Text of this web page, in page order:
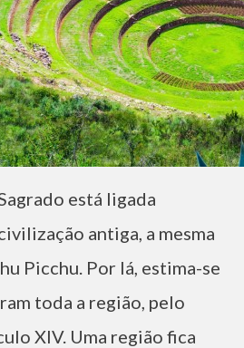
está ligada
antiga, a mesma
Picchu. Por lá, estima-se
toda a região, pelo
XIV. Uma região fica